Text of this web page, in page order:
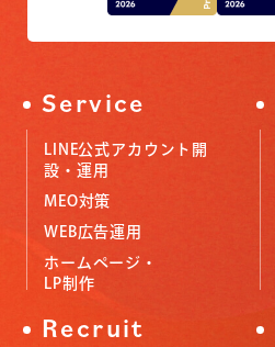
Service
LINE公式アカウント開
設・運用
MEO対策
WEB広告運用
ホームページ・
LP制作
Recruit